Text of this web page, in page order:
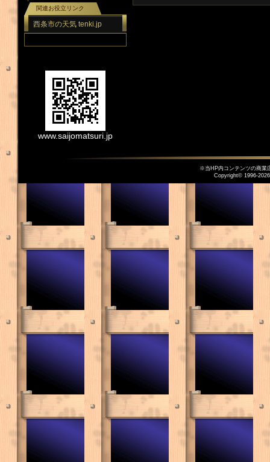
関連お役立リンク
西条市の天気 tenki.jp
www.saijomatsuri.jp
※当HP内コンテンツの商業
Copyright© 1996-